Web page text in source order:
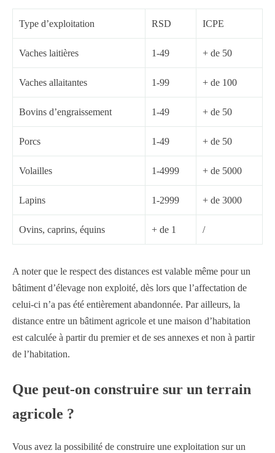
Type d’exploitation RSD ICPE
Vaches laitières 1-49 + de 50
Vaches allaitantes 1-99 + de 100
Bovins d’engraissement 1-49 + de 50
Porcs 1-49 + de 50
Volailles 1-4999 + de 5000
Lapins 1-2999 + de 3000
Ovins, caprins, équins + de 1 /
A noter que le respect des distances est valable même pour un
bâtiment d’élevage non exploité, dès lors que l’affectation de
celui-ci n’a pas été entièrement abandonnée. Par ailleurs, la
distance entre un bâtiment agricole et une maison d’habitation
est calculée à partir du premier et de ses annexes et non à partir
de l’habitation.
Que peut-on construire sur un terrain
agricole ?
Vous avez la possibilité de construire une exploitation sur un